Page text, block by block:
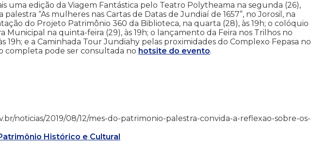
uma edição da Viagem Fantástica pelo Teatro Polytheama na segunda (26),
palestra “As mulheres nas Cartas de Datas de Jundiaí de 1657”, no Jorosil, na
do Projeto Patrimônio 360 da Biblioteca, na quarta (28), às 19h; o colóquio
Municipal na quinta-feira (29), às 19h; o lançamento da Feira nos Trilhos no
19h; e a Caminhada Tour Jundiahy pelas proximidades do Complexo Fepasa no
completa pode ser consultada no hotsite do evento.
noticias/2019/08/12/mes-do-patrimonio-palestra-convida-a-reflexao-sobre-os-
Histórico e Cultural